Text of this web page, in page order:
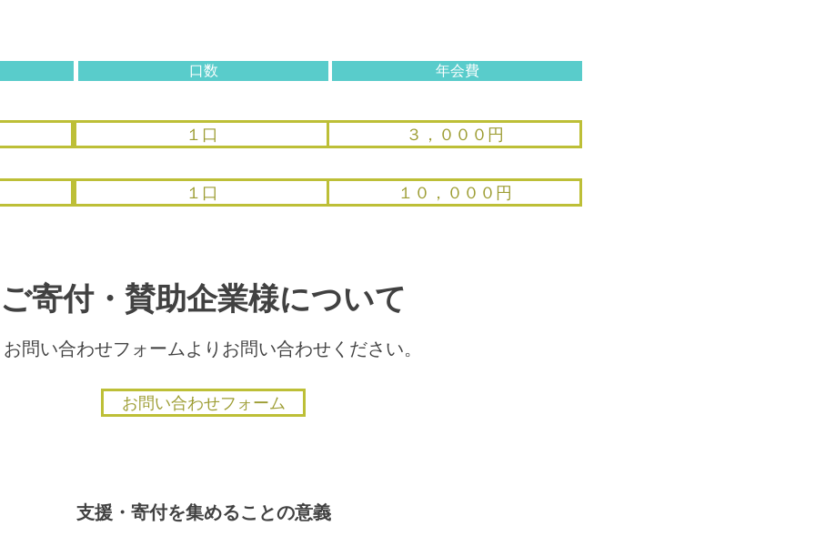
口数 年会費
１口 ３，０００円
１口 １０，０００円
寄付・賛助企業様について
お問い合わせフォームよりお問い合わせください。
お問い合わせフォーム
支援・寄付を集めることの意義